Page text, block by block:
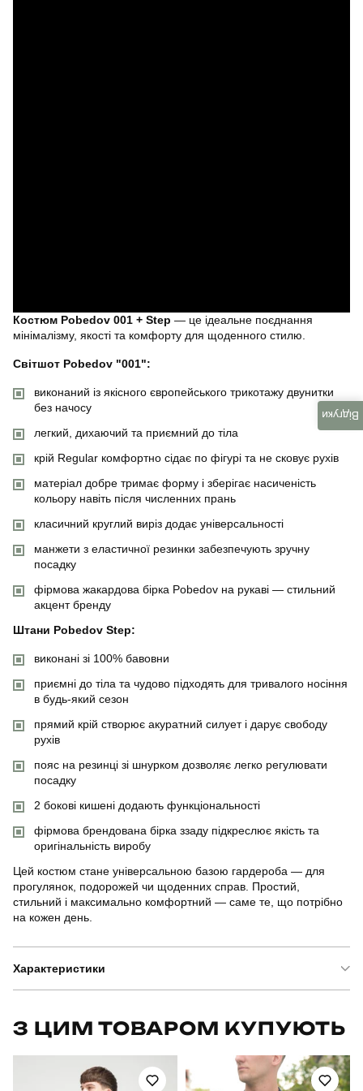
Костюм Pobedov 001 + Step — це ідеальне поєднання
мінімалізму, якості та комфорту для щоденного стилю.
Світшот Pobedov "001":
виконаний із якісного європейського трикотажу двунитки
без начосу
легкий, дихаючий та приємний до тіла
крій Regular комфортно сідає по фігурі та не сковує рухів
матеріал добре тримає форму і зберігає насиченість
кольору навіть після численних прань
класичний круглий виріз додає універсальності
манжети з еластичної резинки забезпечують зручну
посадку
фірмова жакардова бірка Pobedov на рукаві — стильний
акцент бренду
Штани Pobedov Step:
виконані зі 100% бавовни
приємні до тіла та чудово підходять для тривалого носіння
в будь-який сезон
прямий крій створює акуратний силует і дарує свободу
рухів
пояс на резинці зі шнурком дозволяє легко регулювати
посадку
2 бокові кишені додають функціональності
фірмова брендована бірка ззаду підкреслює якість та
оригінальність виробу
Цей костюм стане універсальною базою гардероба — для
прогулянок, подорожей чи щоденних справ. Простий,
стильний і максимально комфортний — саме те, що потрібно
на кожен день.
Характеристики
Призначення для повсякденного носіння
З ЦИМ ТОВАРОМ КУПУЮТЬ
Відгуки